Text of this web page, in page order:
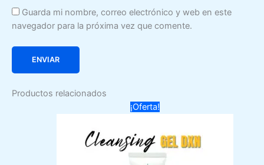
Guarda mi nombre, correo electrónico y web en este
navegador para la próxima vez que comente.
Productos relacionados
¡Oferta!